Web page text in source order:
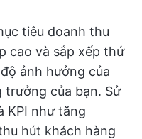
tiêu doanh thu
cao và sắp xếp thứ
ảnh hưởng của
trưởng của bạn. Sử
KPI như tăng
hút khách hàng